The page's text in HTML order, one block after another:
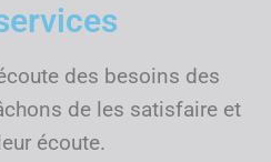
des besoins des
de les satisfaire et
écoute.